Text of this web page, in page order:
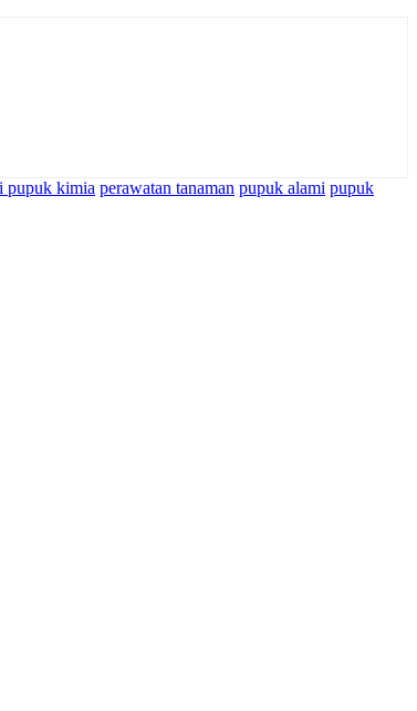
pupuk kimia perawatan tanaman pupuk alami pupuk